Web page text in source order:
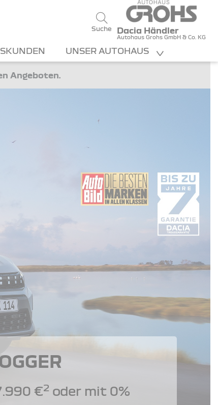
Suche Dacia Händler
Autohaus Grohs GmbH & Co. KG
UNSER AUTOHAUS
Angeboten.
€2 oder mit 0%